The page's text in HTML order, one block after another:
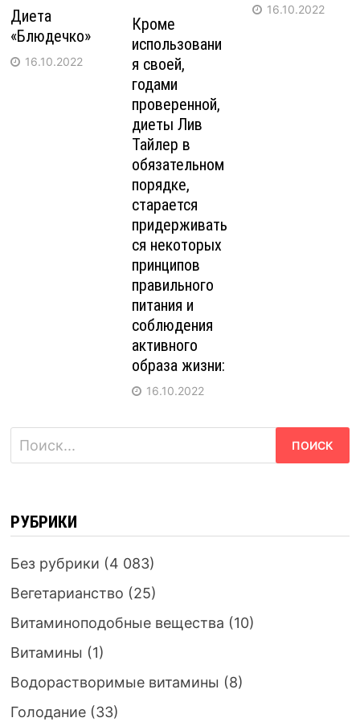
Диета
«Блюдечко»
16.10.2022
Кроме
использовани
я своей,
годами
проверенной,
диеты Лив
Тайлер в
обязательном
порядке,
старается
придерживать
ся некоторых
принципов
правильного
питания и
соблюдения
активного
образа жизни:
16.10.2022
16.10.2022
Найти:
РУБРИКИ
Без рубрики (4 083)
Вегетарианство (25)
Витаминоподобные вещества (10)
Витамины (1)
Водорастворимые витамины (8)
Голодание(33)